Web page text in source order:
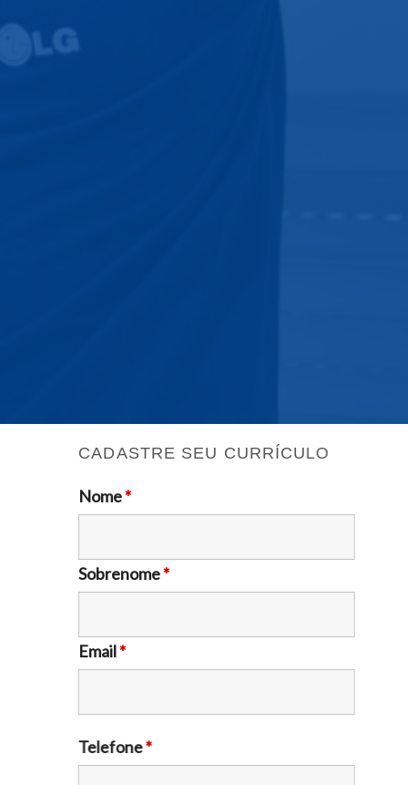
CADASTRE SEU CURRÍCULO
Nome*
Sobrenome*
Email*
Telefone*